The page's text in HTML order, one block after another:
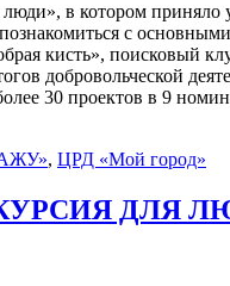
в котором приняло
с
кисть», поисковый
добровольческой
30 проектов в 9
, ЦРД «Мой город»
ДЛЯ